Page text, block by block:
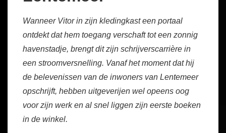
Wanneer Vitor in zijn kledingkast een portaal
ontdekt dat hem toegang verschaft tot een zonnig
havenstadje, brengt dit zijn schrijverscarrière in
een stroomversnelling. Vanaf het moment dat hij
de belevenissen van de inwoners van Lentemeer
opschrijft, hebben uitgeverijen wel opeens oog
voor zijn werk en al snel liggen zijn eerste boeken
in de winkel.